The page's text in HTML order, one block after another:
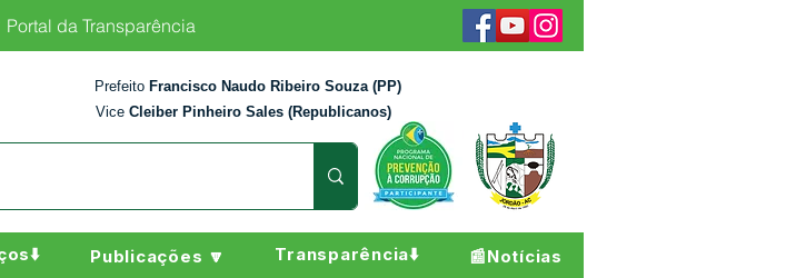
Portal da Transparência
Prefeito Francisco Naudo Ribeiro Souza (PP)
Vice Cleiber Pinheiro Sales (Republicanos)
Publicações 🔽 Transparência⬇️ 📰Notícias